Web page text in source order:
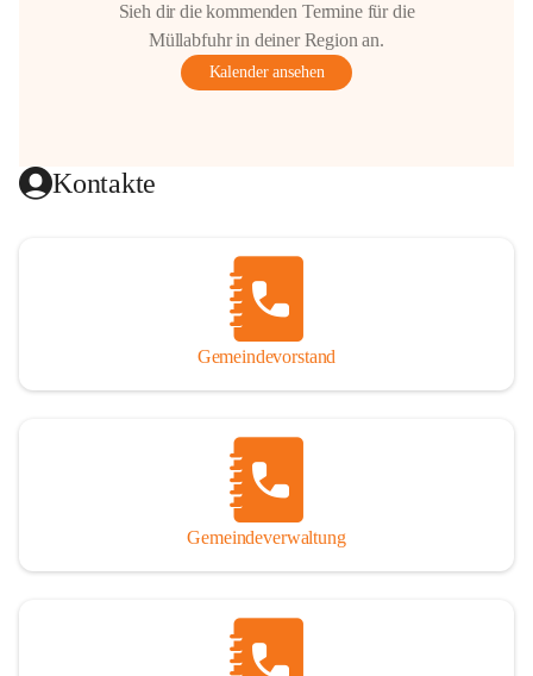
Sieh dir die kommenden Termine für die
Müllabfuhr in deiner Region an.
Kalender ansehen
Kontakte
Gemeindevorstand
Gemeindeverwaltung